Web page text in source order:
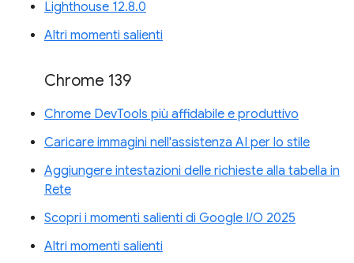
Lighthouse 12.8.0
Altri momenti salienti
Chrome 139
Chrome DevTools più affidabile e produttivo
Caricare immagini nell'assistenza AI per lo stile
Aggiungere intestazioni delle richieste alla tabella in
Rete
Scopri i momenti salienti di Google I/O 2025
Altri momenti salienti